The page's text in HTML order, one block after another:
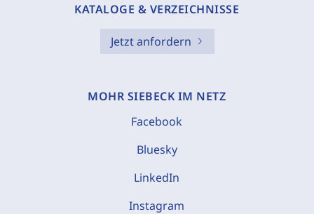
KATALOGE & VERZEICHNISSE
Jetzt anfordern
MOHR SIEBECK IM NETZ
Facebook
Bluesky
LinkedIn
Instagram